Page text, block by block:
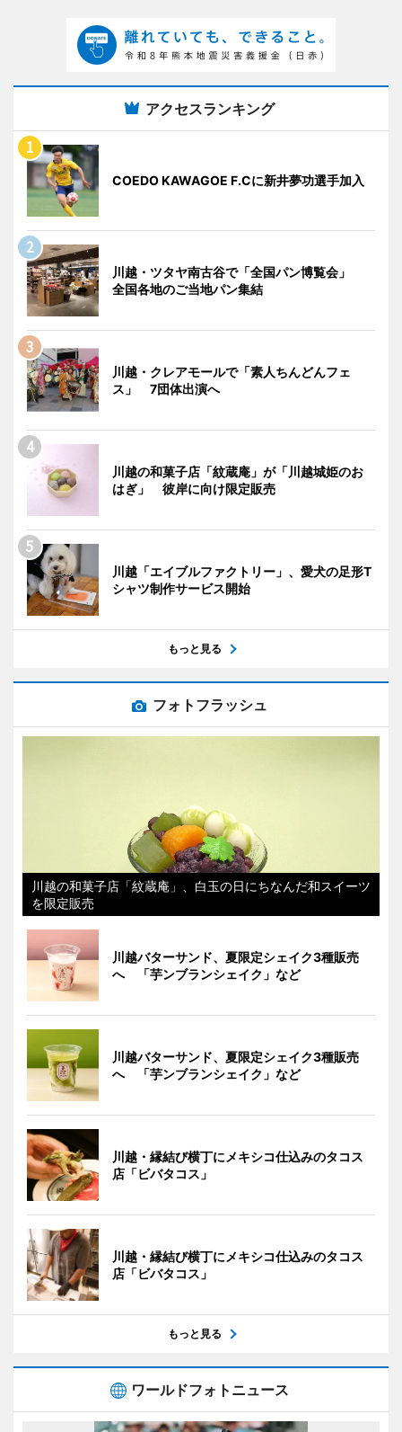
アクセスランキング
COEDO KAWAGOE F.Cに新井夢功選手加入
川越・ツタヤ南古谷で「全国パン博覧会」
全国各地のご当地パン集結
川越・クレアモールで「素人ちんどんフェ
ス」 7団体出演へ
川越の和菓子店「紋蔵庵」が「川越城姫のお
はぎ」 彼岸に向け限定販売
川越「エイブルファクトリー」、愛犬の足形T
シャツ制作サービス開始
もっと見る
フォトフラッシュ
川越の和菓子店「紋蔵庵」、白玉の日にちなんだ和スイーツ
を限定販売
川越バターサンド、夏限定シェイク3種販売
へ 「芋ンブランシェイク」など
川越バターサンド、夏限定シェイク3種販売
へ 「芋ンブランシェイク」など
川越・縁結び横丁にメキシコ仕込みのタコス
店「ビバタコス」
川越・縁結び横丁にメキシコ仕込みのタコス
店「ビバタコス」
もっと見る
ワールドフォトニュース